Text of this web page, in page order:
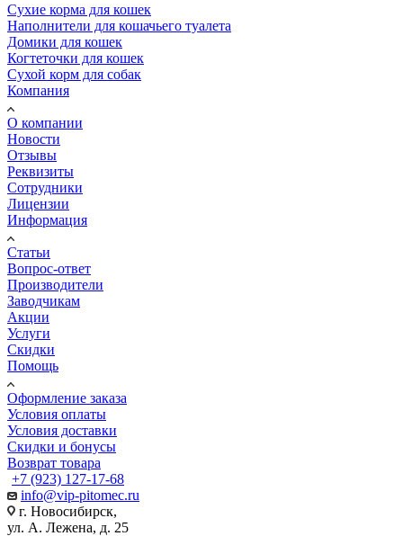
Сухие корма для кошек
Наполнители для кошачьего туалета
Домики для кошек
Когтеточки для кошек
Сухой корм для собак
Компания
О компании
Новости
Отзывы
Реквизиты
Сотрудники
Лицензии
Информация
Статьи
Вопрос-ответ
Производители
Заводчикам
Акции
Услуги
Скидки
Помощь
Оформление заказа
Условия оплаты
Условия доставки
Скидки и бонусы
Возврат товара
+7 (923) 127-17-68
info@vip-pitomec.ru
г. Новосибирск,
ул. А. Лежена, д. 25